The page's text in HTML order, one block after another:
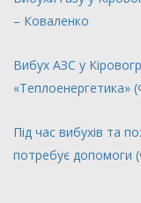
– Коваленко
Вибух АЗС у
«Теплоенергетика»
Під час вибухів та
потребує допомоги